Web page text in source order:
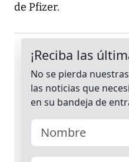
de Pfizer.